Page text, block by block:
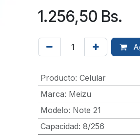
1.256,50 Bs.
Producto: Celular
Marca: Meizu
Modelo: Note 21
Capacidad: 8/256